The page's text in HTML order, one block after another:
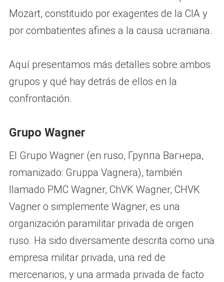
Mozart, constituido por exagentes de la CIA y
por combatientes afines a la causa ucraniana.
Aquí presentamos más detalles sobre ambos
grupos y qué hay detrás de ellos en la
confrontación.
Grupo Wagner
El Grupo Wagner (en ruso, Группа Вагнера,
romanizado: Gruppa Vagnera), también
llamado PMC Wagner, ChVK Wagner, CHVK
Vagner o simplemente Wagner, es una
organización paramilitar privada de origen
ruso. Ha sido diversamente descrita como una
empresa militar privada, una red de
mercenarios, y una armada privada de facto